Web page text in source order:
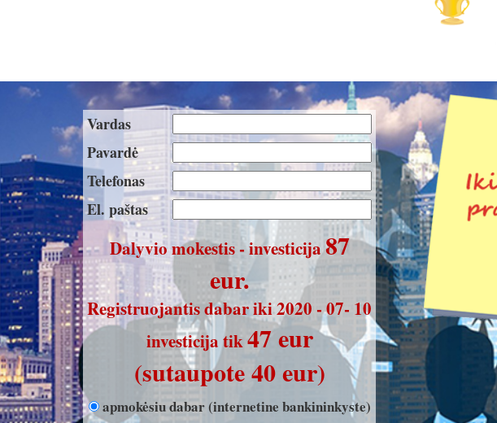
Vardas
Pavardė
Telefonas
El. paštas
Dalyvio mokestis - investicija87
eur.
Registruojantis dabar iki 2020 - 07- 10
investicija tik47 eur
(sutaupote 40 eur)
apmokėsiu dabar (internetine bankininkyste)